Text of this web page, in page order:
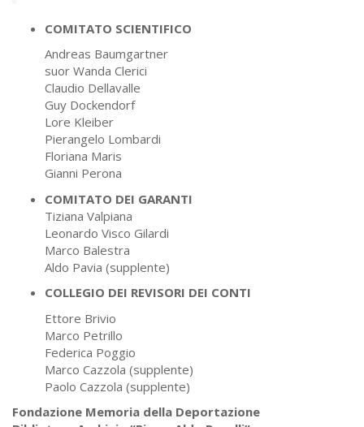
COMITATO SCIENTIFICO
Andreas Baumgartner
suor Wanda Clerici
Claudio Dellavalle
Guy Dockendorf
Lore Kleiber
Pierangelo Lombardi
Floriana Maris
Gianni Perona
COMITATO DEI GARANTI
Tiziana Valpiana
Leonardo Visco Gilardi
Marco Balestra
Aldo Pavia (supplente)
COLLEGIO DEI REVISORI DEI CONTI
Ettore Brivio
Marco Petrillo
Federica Poggio
Marco Cazzola (supplente)
Paolo Cazzola (supplente)
Fondazione Memoria della Deportazione